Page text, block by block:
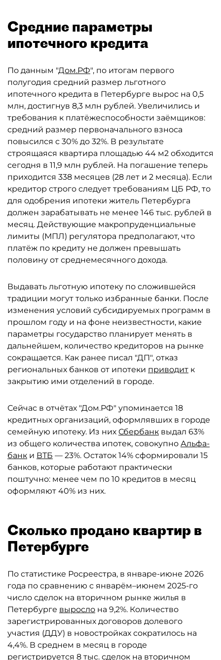
Средние параметры
ипотечного кредита
По данным "Дом.РФ", по итогам первого
полугодия средний размер льготного
ипотечного кредита в Петербурге вырос на 0,5
млн, достигнув 8,3 млн рублей. Увеличились и
требования к платёжеспособности заёмщиков:
средний размер первоначального взноса
повысился с 30% до 32%. В результате
строящаяся квартира площадью 44 м2 обходится
сегодня в 11,9 млн рублей. На погашение теперь
приходится 338 месяцев (28 лет и 2 месяца). Если
кредитор строго следует требованиям ЦБ РФ, то
для одобрения ипотеки житель Петербурга
должен зарабатывать не менее 146 тыс. рублей в
месяц. Действующие макропруденциальные
лимиты (МПЛ) регулятора предполагают, что
платёж по кредиту не должен превышать
половину от среднемесячного дохода.
Выдавать льготную ипотеку по сложившейся
традиции могут только избранные банки. После
изменения условий субсидируемых программ в
прошлом году и на фоне неизвестности, какие
параметры государство планирует менять в
дальнейшем, количество кредиторов на рынке
сокращается. Как ранее писал "ДП", отказ
региональных банков от ипотеки приводит к
закрытию ими отделений в городе.
Сейчас в отчётах "Дом.РФ" упоминается 18
кредитных организаций, оформлявших в городе
семейную ипотеку. Из них Сбербанк выдал 63%
из общего количества ипотек, совокупно Альфа-
банк и ВТБ — 23%. Остаток 14% сформировали 15
банков, которые работают практически
поштучно: менее чем по 10 кредитов в месяц
оформляют 40% из них.
Сколько продано квартир в
Петербурге
По статистике Росреестра, в январе-июне 2026
года по сравнению с январём–июнем 2025-го
число сделок на вторичном рынке жилья в
Петербурге выросло на 9,2%. Количество
зарегистрированных договоров долевого
участия (ДДУ) в новостройках сократилось на
4,4%. В среднем в месяц в городе
регистрируется 8 тыс. сделок на вторичном